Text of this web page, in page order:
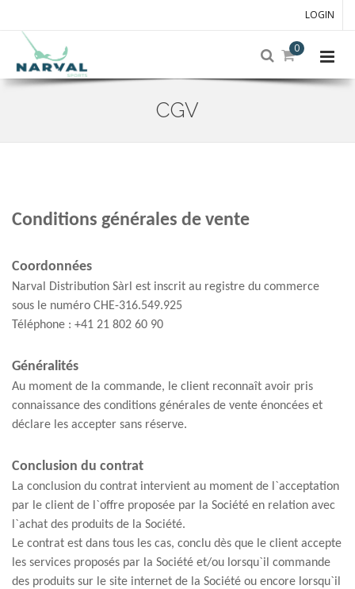
LOGIN
0
CGV
Conditions générales de vente
Coordonnées
Narval Distribution Sàrl est inscrit au registre du commerce
sous le numéro CHE-316.549.925
Téléphone : +41 21 802 60 90
Généralités
Au moment de la commande, le client reconnaît avoir pris
connaissance des conditions générales de vente énoncées et
déclare les accepter sans réserve.
Conclusion du contrat
La conclusion du contrat intervient au moment de l`acceptation
par le client de l`offre proposée par la Société en relation avec
l`achat des produits de la Société.
Le contrat est dans tous les cas, conclu dès que le client accepte
les services proposés par la Société et/ou lorsqu`il commande
des produits sur le site internet de la Société ou encore lorsqu`il